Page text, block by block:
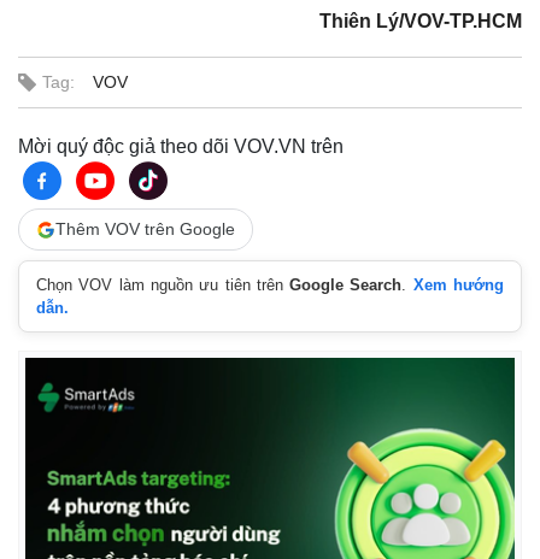
Thế giới
Quan sát
Cuộc sống đó đây
Infographic
Thiên Lý/VOV-TP.HCM
Tag: VOV
Mời quý độc giả theo dõi VOV.VN trên
Thêm VOV trên Google
Chọn VOV làm nguồn ưu tiên trênGoogle Search. Xem hướng
dẫn.